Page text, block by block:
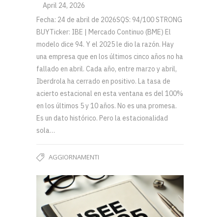
April 24, 2026
Fecha: 24 de abril de 2026SQS: 94/100 STRONG
BUYTicker: IBE | Mercado Continuo (BME) El
modelo dice 94. Y el 2025 le dio la razón. Hay
una empresa que en los últimos cinco años no ha
fallado en abril. Cada año, entre marzo y abril,
Iberdrola ha cerrado en positivo. La tasa de
acierto estacional en esta ventana es del 100%
en los últimos 5 y 10 años. No es una promesa.
Es un dato histórico. Pero la estacionalidad
sola…
AGGIORNAMENTI